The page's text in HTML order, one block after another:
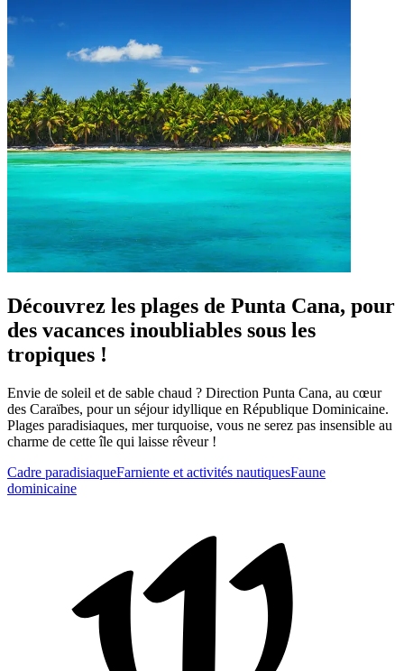
Découvrez les plages de Punta Cana, pour
des vacances inoubliables sous les
tropiques !
Envie de soleil et de sable chaud ? Direction Punta Cana, au cœur
des Caraïbes, pour un séjour idyllique en République Dominicaine.
Plages paradisiaques, mer turquoise, vous ne serez pas insensible au
charme de cette île qui laisse rêveur !
Cadre paradisiaqueFarniente et activités nautiquesFaune
dominicaine